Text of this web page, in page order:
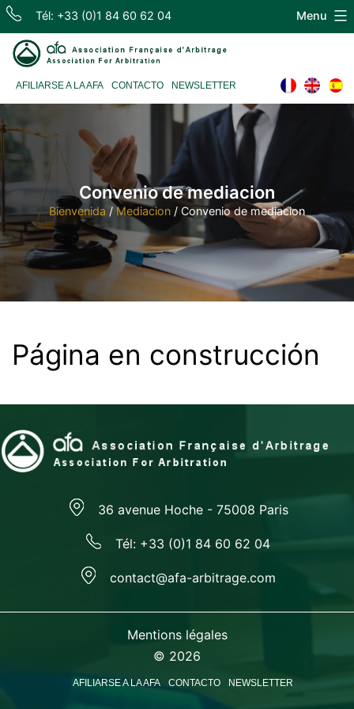
Skip
content
Tél: +33 (0)1 84 60 62 04
AFILIARSE A LA AFA CONTACTO NEWSLETTER
Menu
Convenio de mediacion
Bienvenida / Mediacion / Convenio de mediacion
Página en construcción
36 avenue Hoche - 75008 Paris
Tél: +33 (0)1 84 60 62 04
contact@afa-arbitrage.com
Mentions légales
© 2026
AFILIARSE A LA AFA CONTACTO NEWSLETTER